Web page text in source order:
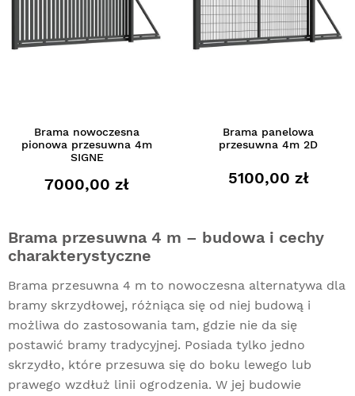
Brama nowoczesna
pionowa przesuwna 4m
SIGNE
7000,00 zł
Brama panelowa
przesuwna 4m 2D
5100,00 zł
Brama przesuwna 4 m – budowa i cechy
charakterystyczne
Brama przesuwna 4 m to nowoczesna alternatywa dla
bramy skrzydłowej, różniąca się od niej budową i
możliwa do zastosowania tam, gdzie nie da się
postawić bramy tradycyjnej. Posiada tylko jedno
skrzydło, które przesuwa się do boku lewego lub
prawego wzdłuż linii ogrodzenia. W jej budowie